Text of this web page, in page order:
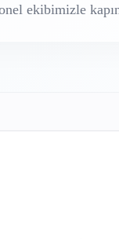
ekibimizle